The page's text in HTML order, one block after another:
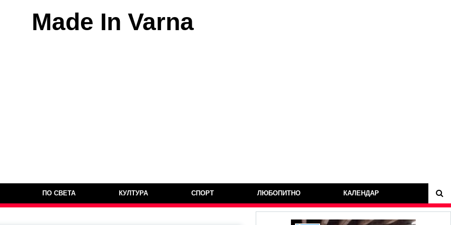
Made In Varna
ПО СВЕТА КУЛТУРА СПОРТ ЛЮБОПИТНО КАЛЕНДАР